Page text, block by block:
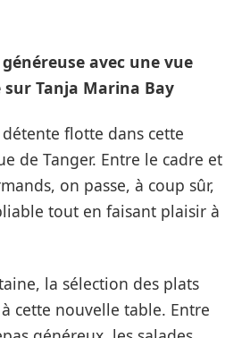
avec une vue
sur Tanja Marina Bay
flotte dans cette
de Tanger. Entre le cadre et
on passe, à coup sûr,
tout en faisant plaisir à
la sélection des plats
à cette nouvelle table. Entre